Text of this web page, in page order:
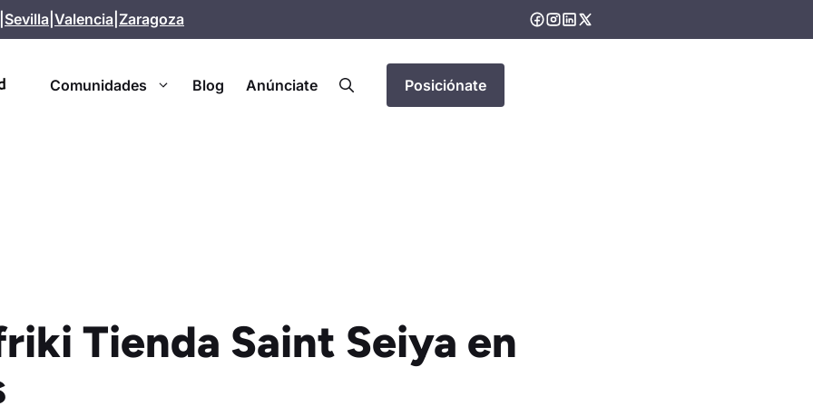
Sevilla Valencia Zaragoza
Comunidades Blog Anúnciate Posiciónate
Tienda Saint Seiya en